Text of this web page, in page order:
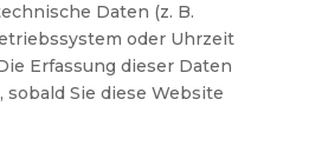
Daten (z. B.
oder Uhrzeit
Erfassung dieser Daten
Sie diese Website